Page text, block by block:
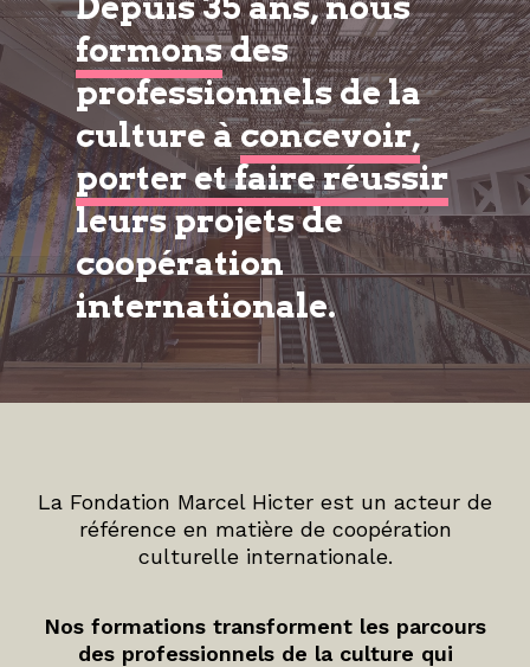
formonsdes
professionnels de la
culture àconcevoir,
porter et faire réussir
leurs projets de
coopération
internationale.
La Fondation Marcel Hicter est un acteur de
référence en matière de coopération
culturelle internationale.
Nos formations transforment les parcours
des professionnels de la culture qui